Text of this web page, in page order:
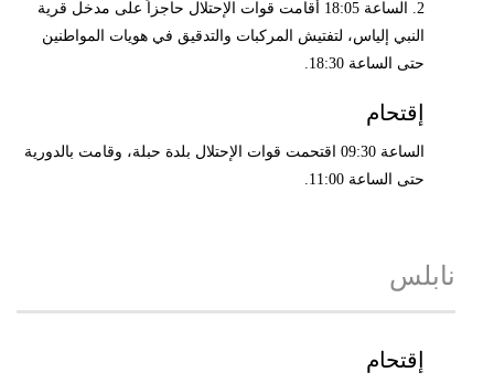
2. الساعة 18:05 أقامت قوات الإحتلال حاجزاً على مدخل قرية
النبي إلياس، لتفتيش المركبات والتدقيق في هويات المواطنين
حتى الساعة 18:30.
إقتحام
الساعة 09:30 اقتحمت قوات الإحتلال بلدة حبلة، وقامت بالدورية
حتى الساعة 11:00.
نابلس
إقتحام